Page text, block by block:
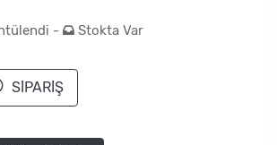
- Stokta Var
SİPARİŞ